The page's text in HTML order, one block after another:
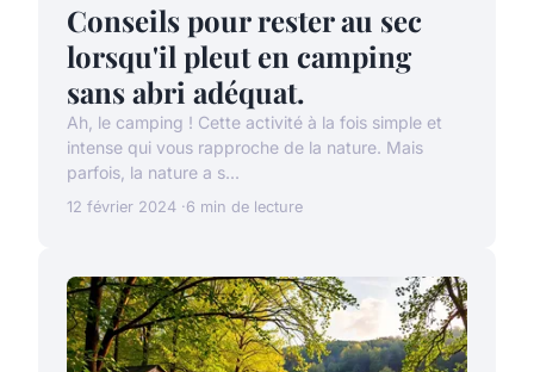
Conseils pour rester au sec
lorsqu'il pleut en camping
sans abri adéquat.
Ah, le camping ! Cette activité à la fois simple et
intense qui vous rapproche de la nature. Mais
parfois, la nature a s...
12 février 2024 6 min de lecture